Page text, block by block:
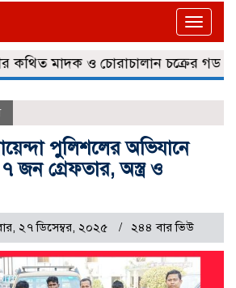
Toggle
মাদক ও চোরাচালান চক্রের গডফাদার
পুলিশলের অভিযানে
জন গ্রেফতার, অস্ত্র ও
২৭ ডিসেম্বর, ২০২৫ ২৪৪ বার ভিউ